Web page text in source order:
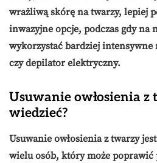
wrażliwą skórę na twarzy, lepiej
inwazyjne opcje, podczas gdy na
wykorzystać bardziej intensywne
czy depilator elektryczny.
Usuwanie owłosienia z
wiedzieć?
Usuwanie owłosienia z twarzy
wielu osób, który może poprawić